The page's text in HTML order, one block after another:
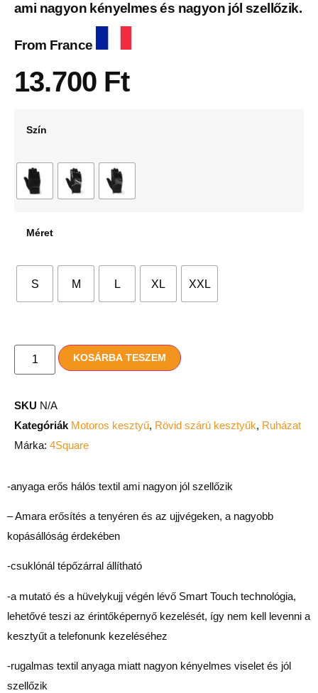
ami nagyon kényelmes és nagyon jól szellőzik.
From France
13.700 Ft
Szín
Méret
S M L XL XXL
KOSÁRBA TESZEM
SKU N/A
Kategóriák Motoros kesztyű, Rövid szárú kesztyűk, Ruházat
Márka: 4Square
-anyaga erős hálós textil ami nagyon jól szellőzik
–Amara erősítés a tenyéren és az ujjvégeken, a nagyobb
kopásállóság érdekében
-csuklónál tépőzárral állítható
-a mutató és a hüvelykujj végén lévő Smart Touch technológia,
lehetővé teszi az érintőképernyő kezelését, így nem kell levenni a
kesztyűt a telefonunk kezeléséhez
-rugalmas textil anyaga miatt nagyon kényelmes viselet és jól
szellőzik